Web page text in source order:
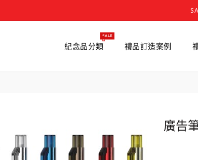
紀念品分類
SALE
禮品訂造案例
廣告